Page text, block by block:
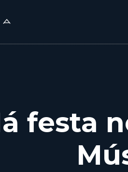
festa